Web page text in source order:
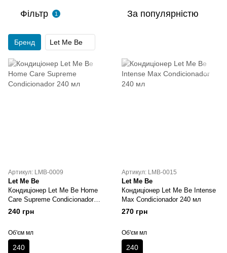
Фільтр 1 За популярністю
Бренд Let Me Be
Артикул: LMB-0009
Let Me Be
Кондиціонер Let Me Be Home
Care Supreme Condicionador
240 мл
240 грн
Об'єм мл
240
Артикул: LMB-0015
Let Me Be
Кондиціонер Let Me Be Intense
Max Condicionador 240 мл
270 грн
Об'єм мл
240